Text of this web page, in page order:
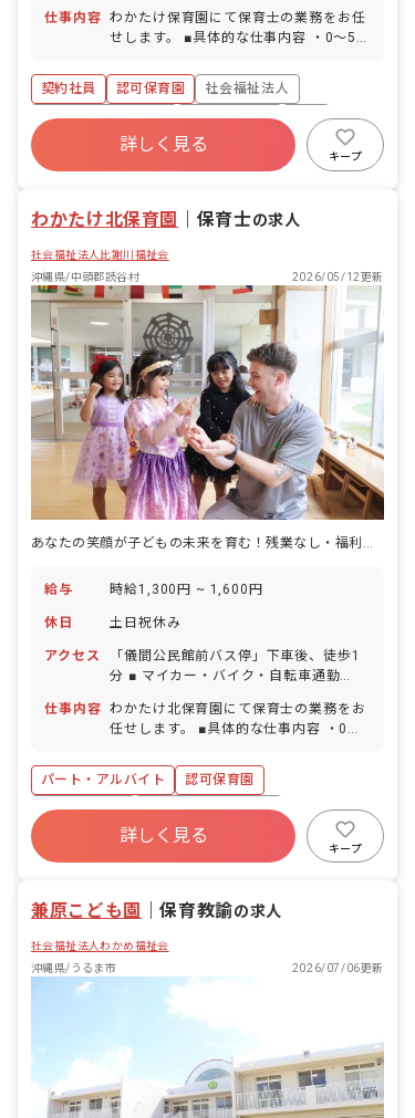
相談OK） ■慶弔休暇 ■産前産後・育児休
暇（取得率100％・復帰率100％） ■介
産休暇（妻の出産） ■忌引休暇（近親
者・親族） ■私傷病休暇 ■コロナ等感染
予防休暇 ■慰霊の日休暇 ■在宅勤務時の
養育・介護可能措置 ※お子様の体調不良
や行事による遅刻・早退・欠勤の相談も
仕事内容 わかたけ保育園にて保育士の業務をお任
せします。 ■具体的な仕事内容 ・0〜5歳
サービス活用） ・連絡帳・日誌記入
（ICTサービス活用） ・保護者対応
契約社員 認可保育園
社会福祉法人
ボーナス・賞与あり
社会保険完備
福利厚生充実
退職金制度
残業少なめ
詳しく見る
キープ
わかたけ北保育園 保育士の求人
社会福祉法人比謝川福祉会
沖縄県/中頭郡読谷村
2026/05/12更新
あなたの笑顔が子どもの未来を育む！残業なし・福利厚生充実の保育園
給与 時給1,300円 ~ 1,600円
休日 土日祝休み
アクセス
「儀間公民館前バス停」下車後、徒歩1
分 ■ マイカー・バイク・自転車通勤
仕事内容 わかたけ北保育園にて保育士の業務をお
任せします。 ■具体的な仕事内容 ・0歳
園外保育見守り・食事・お昼寝見守り・
お掃除など） ※基本的に同じクラスに配
属されます
パート・アルバイト
認可保育園
社会福祉法人
ボーナス・賞与あり
社会保険完備
土日祝休み
詳しく見る
キープ
兼原こども園 ｜保育教諭の求人
社会福祉法人わかめ福祉会
沖縄県/うるま市
2026/07/06更新